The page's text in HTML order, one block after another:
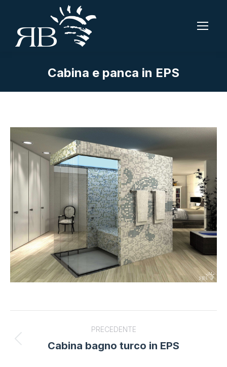
Cabina e panca in EPS
navigation
PRECEDENTE
Previous
Cabina bagno turco in EPS